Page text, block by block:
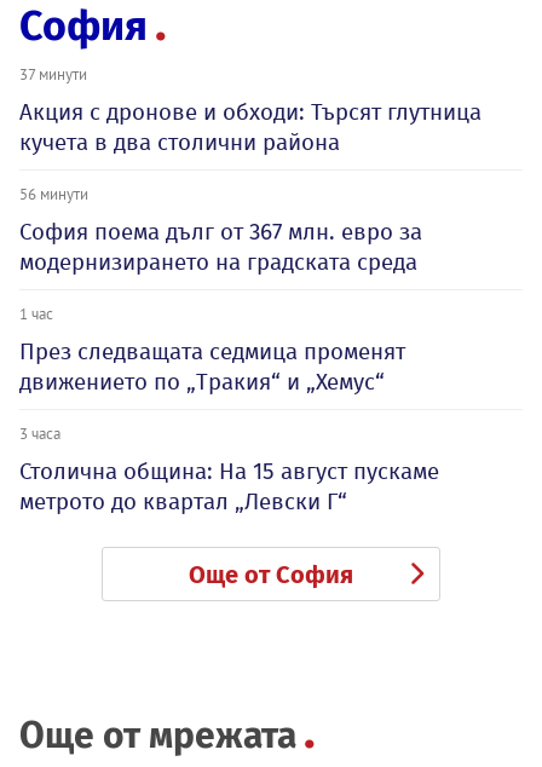
София
37 минути
Акция с дронове и обходи: Търсят глутница
кучета в два столични района
56 минути
София поема дълг от 367 млн. евро за
модернизирането на градската среда
1 час
През следващата седмица променят
движението по „Тракия“ и „Хемус“
3 часа
Столична община: На 15 август пускаме
метрото до квартал „Левски Г“
Още от София
Още от мрежата